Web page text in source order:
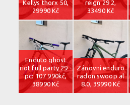
Kellys thorx 50,
29990 Kč
reign 29 2,
33490 Kč
Enduto ghost
riot full party 29 -
pc: 107 990kč,
38990 Kč
Zánovní enduro
radon swoop al
8.0, 39990 Kč